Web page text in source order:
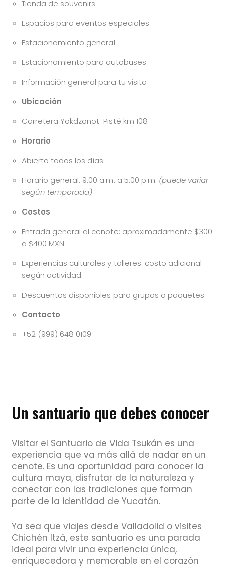
Tienda de souvenirs
Espacios para eventos especiales
Estacionamiento general
Estacionamiento para autobuses
Información general para tu visita
Ubicación
Carretera Yokdzonot-Pisté km 108
Horario
Abierto todos los días
Horario general: 9:00 a.m. a 5:00 p.m. (puede variar
según temporada)
Costos
Entrada general al cenote: aproximadamente $300
a $400 MXN
Experiencias culturales y talleres: costo adicional
según actividad
Descuentos disponibles para grupos o paquetes
Contacto
+52 (999) 648 0109
Un santuario que debes conocer
Visitar el Santuario de Vida Tsukán es una
experiencia que va más allá de nadar en un
cenote. Es una oportunidad para conocer la
cultura maya, disfrutar de la naturaleza y
conectar con las tradiciones que forman
parte de la identidad de Yucatán.
Ya sea que viajes desde Valladolid o visites
Chichén Itzá, este santuario es una parada
ideal para vivir una experiencia única,
enriquecedora y memorable en el corazón